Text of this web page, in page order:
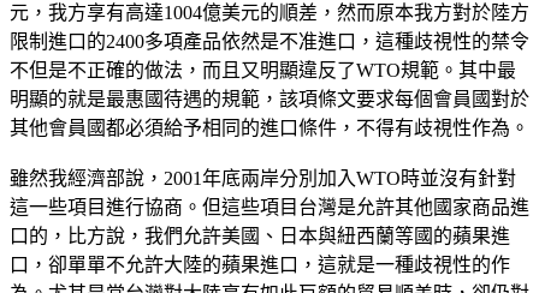
元，我方享有高達1004億美元的順差，然而原本我方對於陸方
限制進口的2400多項產品依然是不准進口，這種歧視性的禁令
不但是不正確的做法，而且又明顯違反了WTO規範。其中最
明顯的就是最惠國待遇的規範，該項條文要求每個會員國對於
其他會員國都必須給予相同的進口條件，不得有歧視性作為。
雖然我經濟部說，2001年底兩岸分別加入WTO時並沒有針對
這一些項目進行協商。但這些項目台灣是允許其他國家商品進
口的，比方說，我們允許美國、日本與紐西蘭等國的蘋果進
口，卻單單不允許大陸的蘋果進口，這就是一種歧視性的作